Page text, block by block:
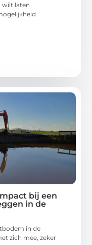
wilt laten
bij een
in de
in de
zich mee, zeker